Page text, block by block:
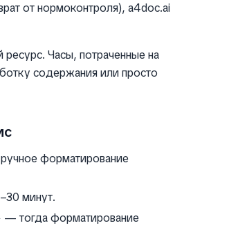
от нормоконтроля), a4doc.ai
Часы, потраченные на
содержания или просто
форматирование
минут.
— тогда форматирование